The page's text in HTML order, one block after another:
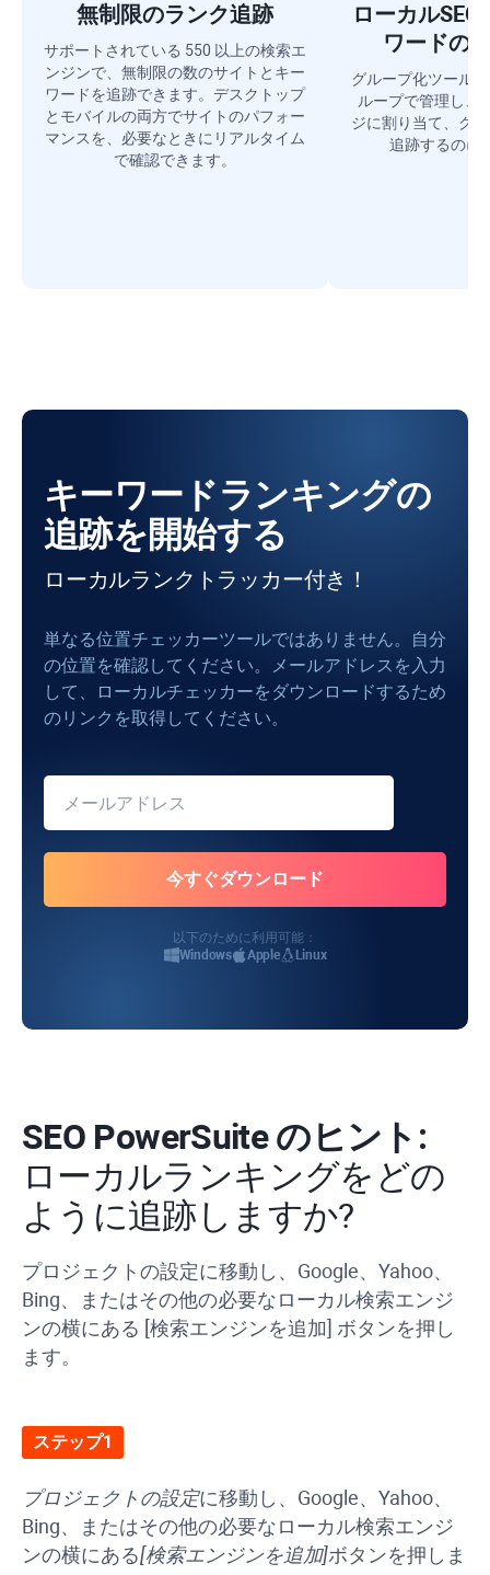
無制限のランク追跡
サポートされている 550 以上の検索エ
ンジンで、無制限の数のサイトとキー
ワードを追跡できます。デスクトップ
とモバイルの両方でサイトのパフォー
マンスを、必要なときにリアルタイム
で確認できます。
ローカル
ワードの
グループ化ツール
ループで管理し、
ジに割り当て、グ
追跡するのに
キーワードランキングの
追跡を開始する
ローカルランクトラッカー付き！
単なる位置チェッカーツールではありません。自分
の位置を確認してください。メールアドレスを入力
して、ローカルチェッカーをダウンロードするため
のリンクを取得してください。
以下のために利用可能：
Windows
Apple Linux
SEO PowerSuite のヒント:
ローカルランキングをどの
ように追跡しますか?
プロジェクトの設定に移動し、Google、Yahoo、
Bing、またはその他の必要なローカル検索エンジ
ンの横にある [検索エンジンを追加] ボタンを押し
ます。
ステップ1
プロジェクトの設定に移動し、Google、Yahoo、
Bing、またはその他の必要なローカル検索エンジ
ンの横にある[検索エンジンを追加]ボタンを押しま